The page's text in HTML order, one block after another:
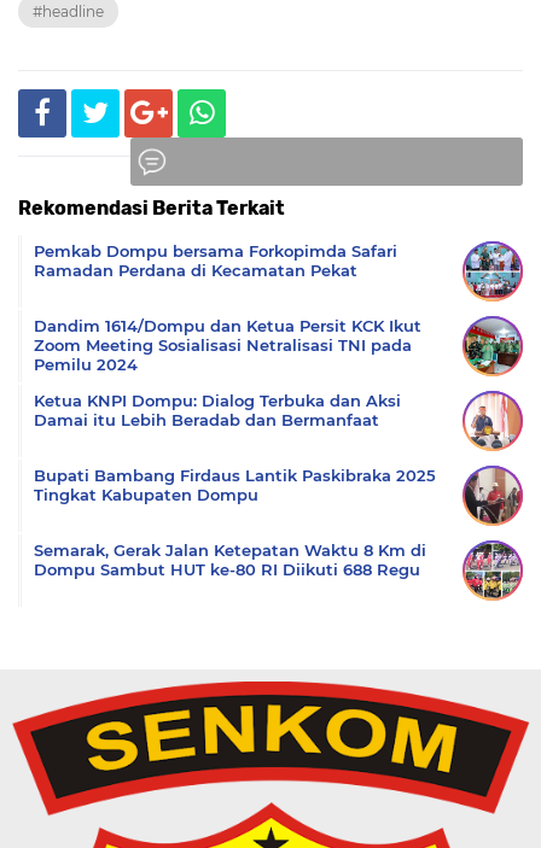
#headline
Rekomendasi Berita Terkait
Pemkab Dompu bersama Forkopimda Safari
Ramadan Perdana di Kecamatan Pekat
Dandim 1614/Dompu dan Ketua Persit KCK Ikut
Zoom Meeting Sosialisasi Netralisasi TNI pada
Pemilu 2024
Ketua KNPI Dompu: Dialog Terbuka dan Aksi
Damai itu Lebih Beradab dan Bermanfaat
Bupati Bambang Firdaus Lantik Paskibraka 2025
Tingkat Kabupaten Dompu
Semarak, Gerak Jalan Ketepatan Waktu 8 Km di
Dompu Sambut HUT ke-80 RI Diikuti 688 Regu